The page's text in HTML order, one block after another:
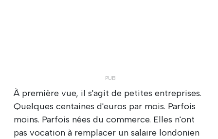
À première vue, il s'agit de petites entreprises.
Quelques centaines d'euros par mois. Parfois
moins. Parfois nées du commerce. Elles n'ont
pas vocation à remplacer un salaire londonien